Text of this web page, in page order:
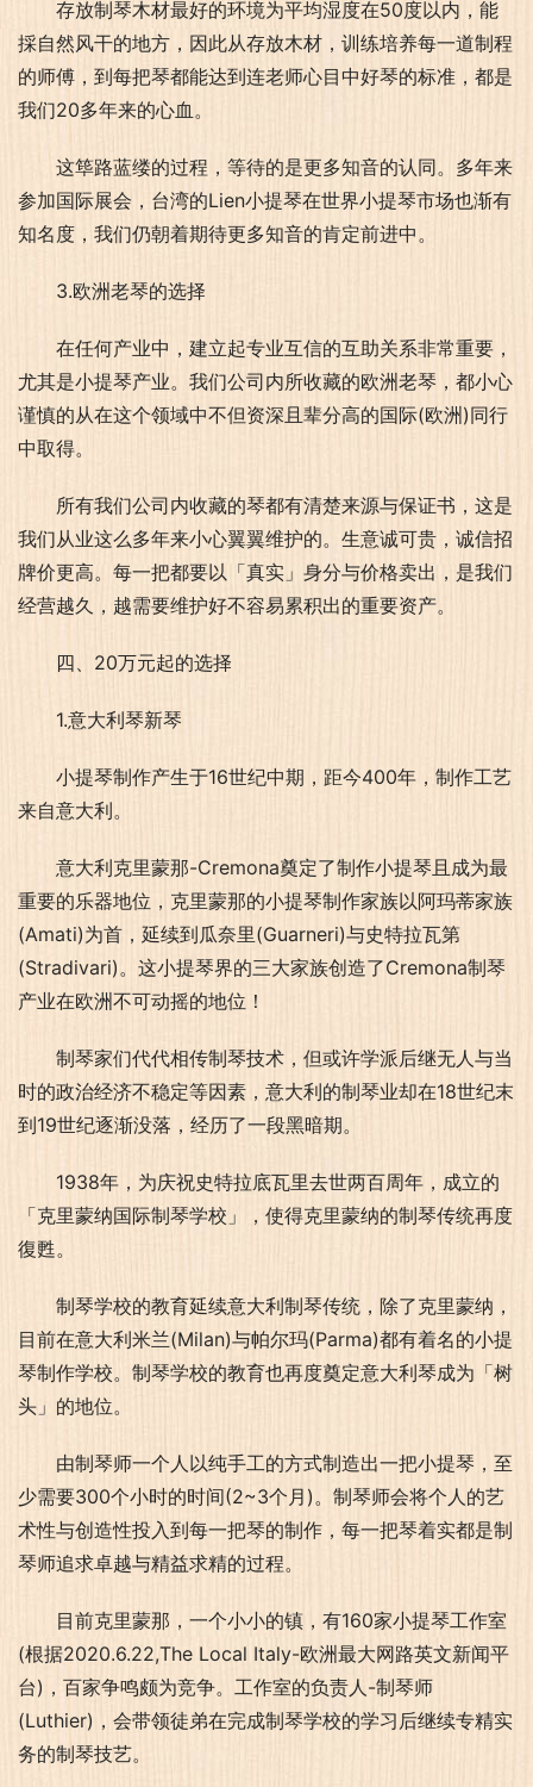
存放制琴木材最好的环境为平均湿度在50度以内，能
採自然风干的地方，因此从存放木材，训练培养每一道制程
的师傅，到每把琴都能达到连老师心目中好琴的标准，都是
我们20多年来的心血。
这筚路蓝缕的过程，等待的是更多知音的认同。多年来
参加国际展会，台湾的Lien小提琴在世界小提琴市场也渐有
知名度，我们仍朝着期待更多知音的肯定前进中。
3.欧洲老琴的选择
在任何产业中，建立起专业互信的互助关系非常重要，
尤其是小提琴产业。我们公司内所收藏的欧洲老琴，都小心
谨慎的从在这个领域中不但资深且辈分高的国际(欧洲)同行
中取得。
所有我们公司内收藏的琴都有清楚来源与保证书，这是
我们从业这么多年来小心翼翼维护的。生意诚可贵，诚信招
牌价更高。每一把都要以「真实」身分与价格卖出，是我们
经营越久，越需要维护好不容易累积出的重要资产。
四、20万元起的选择
1.意大利琴新琴
小提琴制作产生于16世纪中期，距今400年，制作工艺
来自意大利。
意大利克里蒙那-Cremona奠定了制作小提琴且成为最
重要的乐器地位，克里蒙那的小提琴制作家族以阿玛蒂家族
(Amati)为首，延续到瓜奈里(Guarneri)与史特拉瓦第
(Stradivari)。这小提琴界的三大家族创造了Cremona制琴
产业在欧洲不可动摇的地位！
制琴家们代代相传制琴技术，但或许学派后继无人与当
时的政治经济不稳定等因素，意大利的制琴业却在18世纪末
到19世纪逐渐没落，经历了一段黑暗期。
1938年，为庆祝史特拉底瓦里去世两百周年，成立的
「克里蒙纳国际制琴学校」，使得克里蒙纳的制琴传统再度
復甦。
制琴学校的教育延续意大利制琴传统，除了克里蒙纳，
目前在意大利米兰(Milan)与帕尔玛(Parma)都有着名的小提
琴制作学校。制琴学校的教育也再度奠定意大利琴成为「树
头」的地位。
由制琴师一个人以纯手工的方式制造出一把小提琴，至
少需要300个小时的时间(2~3个月)。制琴师会将个人的艺
术性与创造性投入到每一把琴的制作，每一把琴着实都是制
琴师追求卓越与精益求精的过程。
目前克里蒙那，一个小小的镇，有160家小提琴工作室
(根据2020.6.22,The Local Italy-欧洲最大网路英文新闻平
台)，百家争鸣颇为竞争。工作室的负责人-制琴师
(Luthier)，会带领徒弟在完成制琴学校的学习后继续专精实
务的制琴技艺。